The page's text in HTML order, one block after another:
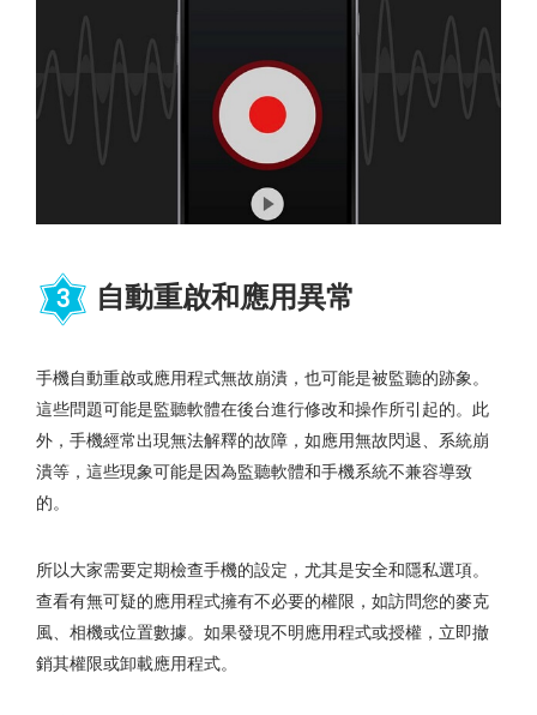
3 自動重啟和應用異常
手機自動重啟或應用程式無故崩潰，也可能是被監聽的跡象。
這些問題可能是監聽軟體在後台進行修改和操作所引起的。此
外，手機經常出現無法解釋的故障，如應用無故閃退、系統崩
潰等，這些現象可能是因為監聽軟體和手機系統不兼容導致
的。
所以大家需要定期檢查手機的設定，尤其是安全和隱私選項。
查看有無可疑的應用程式擁有不必要的權限，如訪問您的麥克
風、相機或位置數據。如果發現不明應用程式或授權，立即撤
銷其權限或卸載應用程式。